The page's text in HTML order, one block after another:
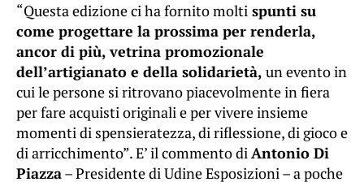
“Questa edizione ci ha fornito molti spunti su
come progettare la prossima per renderla,
ancor di più, vetrina promozionale
dell’artigianato e della solidarietà, un evento in
cui le persone si ritrovano piacevolmente in fiera
per fare acquisti originali e per vivere insieme
momenti di spensieratezza, di riflessione, di gioco e
di arricchimento”. E’ il commento diAntonio Di
Piazza– Presidente di Udine Esposizioni – a poche